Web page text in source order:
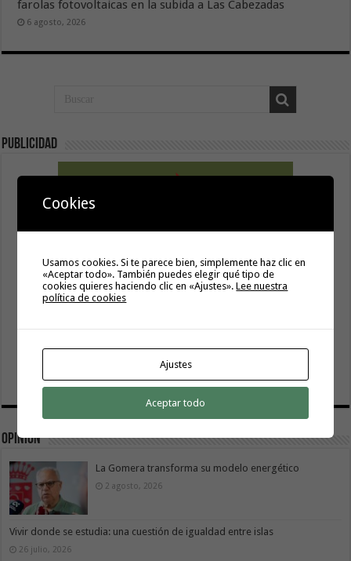
farolas fotovoltaicas en la subida a Las Cabezadas
6 agosto, 2026
Publicidad
Opinión
La Gomera transforma su modelo energético
2 agosto, 2026
Vivir donde se estudia: una cuestión de igualdad entre islas
26 julio, 2026
Cookies
Usamos cookies. Si te parece bien, simplemente haz clic en
«Aceptar todo». También puedes elegir qué tipo de
cookies quieres haciendo clic en «Ajustes».Lee nuestra
política de cookies
Ajustes
Aceptar todo